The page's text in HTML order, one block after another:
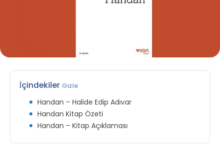
İçindekiler Gizle
Handan – Halide Edip Adıvar
Handan Kitap Özeti
Handan – Kitap Açıklaması